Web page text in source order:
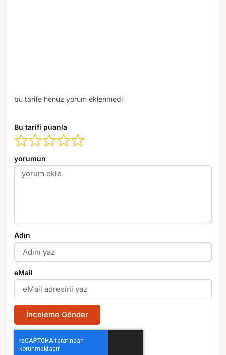
bu tarife henüz yorum eklenmedi
Bu tarifi puanla
yorumun
Adın
eMail
İnceleme Gönder